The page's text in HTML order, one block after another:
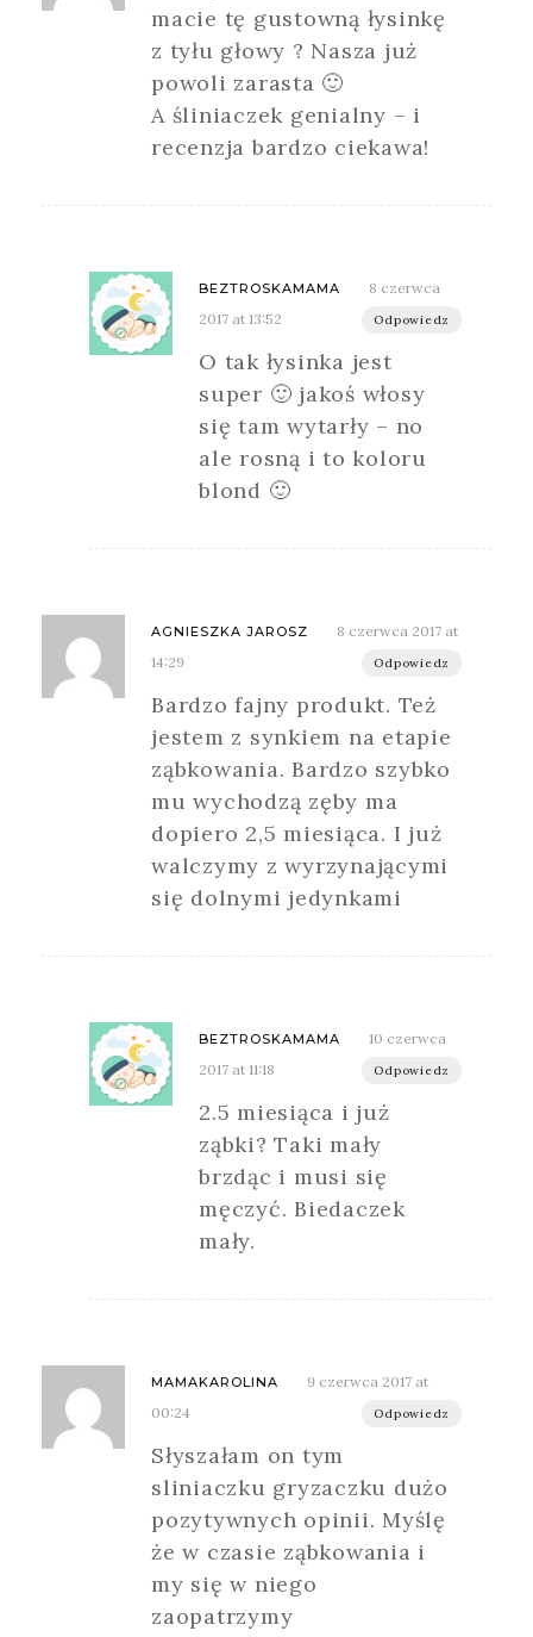
macie tę gustowną łysinkę
z tyłu głowy ? Nasza już
powoli zarasta 🙂
A śliniaczek genialny – i
recenzja bardzo ciekawa!
BEZTROSKAMAMA
8 czerwca
2017 at 13:52
Odpowiedz
O tak łysinka jest
super 🙂 jakoś włosy
się tam wytarły – no
ale rosną i to koloru
blond 🙂
AGNIESZKA JAROSZ
8 czerwca 2017 at
14:29
Odpowiedz
Bardzo fajny produkt. Też
jestem z synkiem na etapie
ząbkowania. Bardzo szybko
mu wychodzą zęby ma
dopiero 2,5 miesiąca. I już
walczymy z wyrzynającymi
się dolnymi jedynkami
BEZTROSKAMAMA
10 czerwca
2017 at 11:18
Odpowiedz
2.5 miesiąca i już
ząbki? Taki mały
brzdąc i musi się
męczyć. Biedaczek
mały.
MAMAKAROLINA
9 czerwca 2017 at
00:24
Odpowiedz
Słyszałam on tym
sliniaczku gryzaczku dużo
pozytywnych opinii. Myślę
że w czasie ząbkowania i
my się w niego
zaopatrzymy